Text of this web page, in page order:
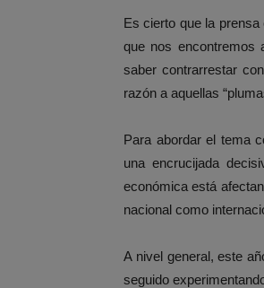
Es cierto que la
que nos encontremos
saber contrarrestar
razón a aquellas
Para abordar el tema
una encrucijada
económica está
nacional como
A nivel general, este
seguido